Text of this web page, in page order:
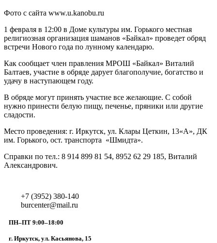
Фото с сайта www.u.kanobu.ru
1 февраля в 12:00 в Доме культуры им. Горького местная
религиозная организация шаманов «Байкал» проведет обряд
встречи Нового года по лунному календарю.
Как сообщает член правления МРОШ «Байкал» Виталий
Балтаев, участие в обряде дарует благополучие, богатство и
удачу в наступающем году.
В обряде могут принять участие все желающие. С собой
нужно принести белую пищу, печенье, пряники или другие
сладости.
Место проведения: г. Иркутск, ул. Клары Цеткин, 13«А», ДК
им. Горького, ост. транспорта «Шмидта».
Справки по тел.: 8 914 899 81 54, 8952 62 29 185, Виталий
Александрович.
+7 (3952) 380-140
burcenter@mail.ru
ПН–ПТ 9:00–18:00
г. Иркутск, ул. Касьянова, 15